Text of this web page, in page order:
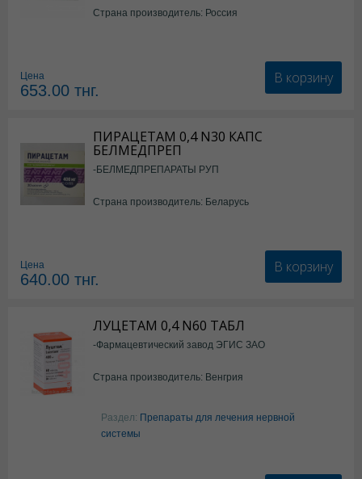
Страна производитель: Россия
Цена
653.00 тнг.
В корзину
ПИРАЦЕТАМ 0,4 N30 КАПС
БЕЛМЕДПРЕП
-БЕЛМЕДПРЕПАРАТЫ РУП
Страна производитель: Беларусь
Цена
640.00 тнг.
В корзину
ЛУЦЕТАМ 0,4 N60 ТАБЛ
-Фармацевтический завод ЭГИС ЗАО
Страна производитель: Венгрия
Раздел: Препараты для лечения нервной
системы